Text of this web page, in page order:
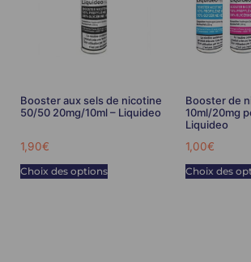
Booster aux sels de nicotine
50/50 20mg/10ml – Liquideo
1,90€
Choix des options
Booster de
10ml/20mg
Liquideo
1,00€
Choix des